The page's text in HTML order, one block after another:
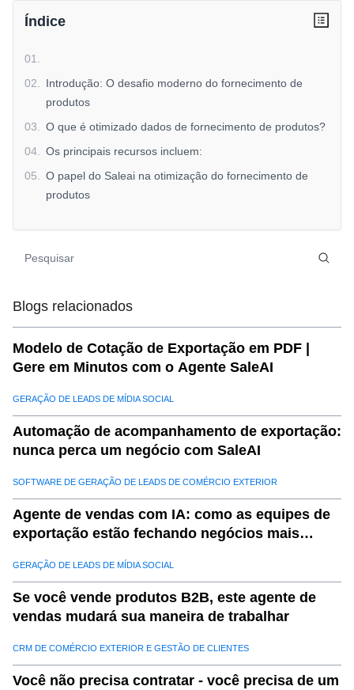
Índice
01
02
Introdução: O desafio moderno do fornecimento de
produtos
03
O que é otimizado dados de fornecimento de produtos?
04
Os principais recursos incluem:
05
O papel do Saleai na otimização do fornecimento de
produtos
c. Avaliação de Risco de Fornecedor
10.
.
Por que os dados otimizados de fornecimento de
produtos
14. c. Aprimorando a eficiência operacional
15.
d. Apoiando objetivos de sustentabilidade
16. Aplicações do mundo real dos dados de fornecimento
otimizados de Saleaii
a. Estudo de caso: reduzindo os custos na indústria
18. b. Estudo de caso: mitigando o risco na indústria de
alimentos
19. c. Estudo de caso: Apoiando a sustentabilidade no
produtos
Blogs relacionados
Modelo de Cotação de Exportação em PDF |
Gere em Minutos com o Agente SaleAI
GERAÇÃO DE LEADS DE MÍDIA SOCIAL
Automação de acompanhamento de exportação:
nunca perca um negócio com SaleAI
SOFTWARE DE GERAÇÃO DE LEADS DE COMÉRCIO EXTERIOR
Agente de vendas com IA: como as equipes de
exportação estão fechando negócios mais
GERAÇÃO DE LEADS DE MÍDIA SOCIAL
Se você vende produtos B2B, este agente de
vendas mudará sua maneira de trabalhar
CRM DE COMÉRCIO EXTERIOR E GESTÃO DE CLIENTES
Você não precisa contratar - você precisa de um